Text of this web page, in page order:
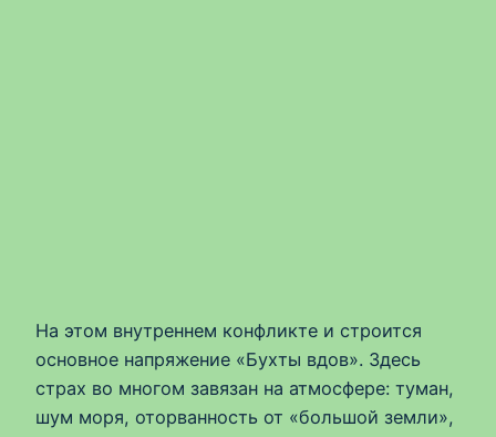
На этом внутреннем конфликте и строится
основное напряжение «Бухты вдов». Здесь
страх во многом завязан на атмосфере: туман,
шум моря, оторванность от «большой земли»,